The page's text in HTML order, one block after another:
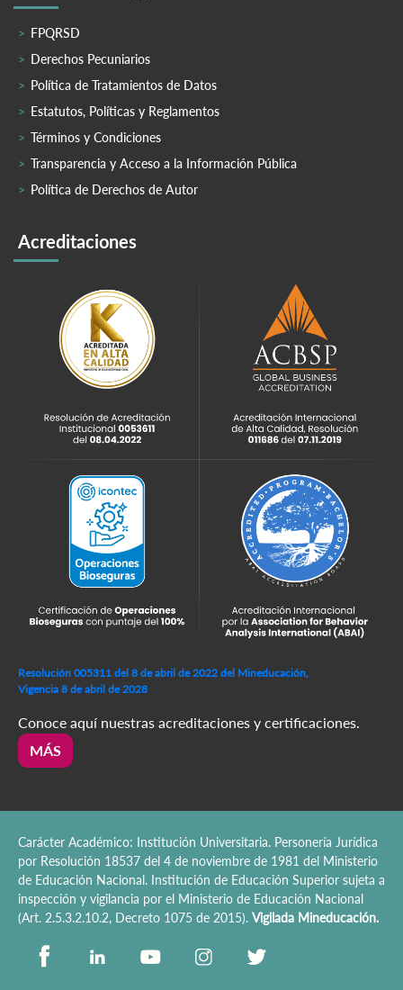
FPQRSD
Derechos Pecuniarios
Política de Tratamientos de Datos
Estatutos, Políticas y Reglamentos
Términos y Condiciones
Transparencia y Acceso a la Información Pública
Política de Derechos de Autor
Acreditaciones
Resolución 005311 del 8 de abril de 2022 del Mineducación,
Vigencia 8 de abril de 2028
Conoce aquí nuestras acreditaciones y certificaciones.
MÁS
Carácter Académico: Institución Universitaria. Personería Jurídica
por Resolución 18537 del 4 de noviembre de 1981 del Ministerio
de Educación Nacional. Institución de Educación Superior sujeta a
inspección y vigilancia por el Ministerio de Educación Nacional
(Art. 2.5.3.2.10.2, Decreto 1075 de 2015). Vigilada Mineducación.